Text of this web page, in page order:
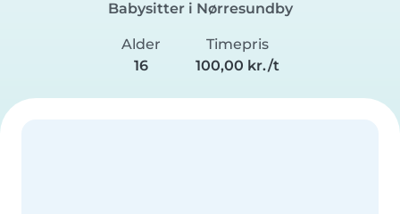
Babysitter i Nørresundby
Alder
16
Timepris
100,00 kr./t